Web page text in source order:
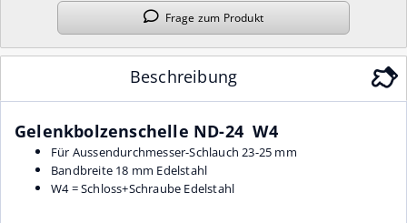
Frage zum Produkt
Beschreibung
Gelenkbolzenschelle ND-24 W4
Für Aussendurchmesser-Schlauch 23-25 mm
Bandbreite 18 mm Edelstahl
W4 = Schloss+Schraube Edelstahl